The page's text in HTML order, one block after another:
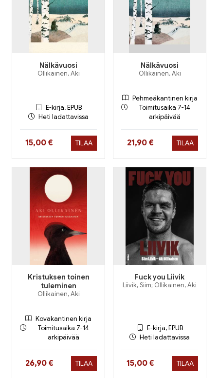
Nälkävuosi
Ollikainen, Aki
E-kirja, EPUB
Heti ladattavissa
Hinta nyt
15,00 € TILAA
Nälkävuosi
Ollikainen, Aki
Pehmeäkantinen kirja
Toimitusaika 7-14
arkipäivää
Hinta nyt
21,90 € TILAA
Kristuksen toinen
tuleminen
Ollikainen, Aki
Kovakantinen kirja
Toimitusaika 7-14
arkipäivää
Hinta nyt
26,90 € TILAA
Fuck you Liivik
Liivik, Siim; Ollikainen, Aki
E-kirja, EPUB
Heti ladattavissa
Hinta nyt
15,00 € TILAA